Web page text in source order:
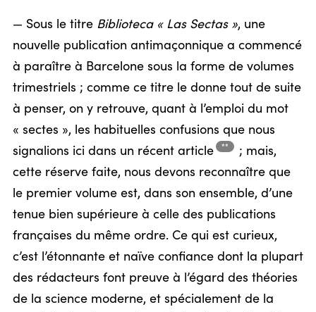
— Sous le titre Biblioteca « Las Sectas », une
nouvelle publication antimaçonnique a commencé
à paraître à Barcelone sous la forme de volumes
trimestriels ; comme ce titre le donne tout de suite
à penser, on y retrouve, quant à l’emploi du mot
« sectes », les habituelles confusions que nous
signalions ici dans un récent article ** ; mais,
cette réserve faite, nous devons reconnaître que
le premier volume est, dans son ensemble, d’une
tenue bien supérieure à celle des publications
françaises du même ordre. Ce qui est curieux,
c’est l’étonnante et naïve confiance dont la plupart
des rédacteurs font preuve à l’égard des théories
de la science moderne, et spécialement de la